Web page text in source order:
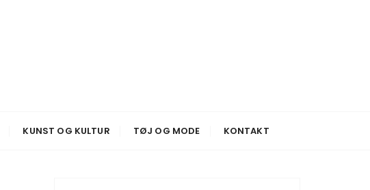
KUNST OG KULTUR TØJ OG MODE KONTAKT